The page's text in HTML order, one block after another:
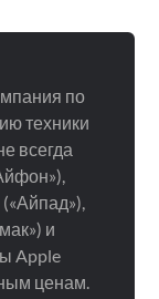
по
техники
всегда
и
Apple
ценам.